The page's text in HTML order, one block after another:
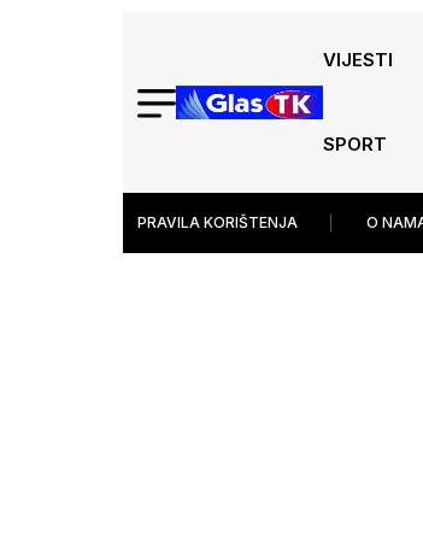
VIJESTI
SPORT
PRAVILA KORIŠTENJA O